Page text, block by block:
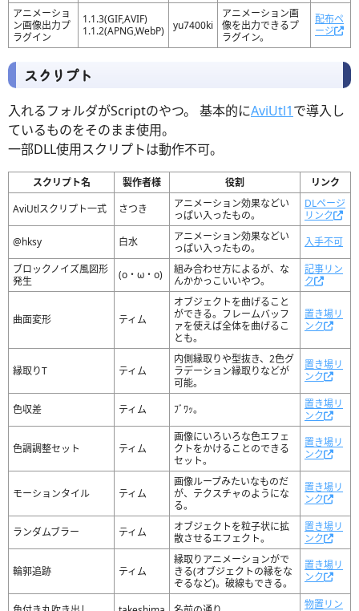
アニメーショ
ン画像出力プ
ラグイン
1.1.3(GIF,AVIF)
1.1.2(APNG,WebP)
yu7400ki
アニメーション画
像を出力できるプ
ラグイン。
配布ペ
ージ
スクリプト
入れるフォルダがScriptのやつ。 基本的にAviUtl1で導入し
ているものをそのまま使用。
一部DLL使用スクリプトは動作不可。
スクリプト名 製作者様 役割
リンク
AviUtlスクリプト一式
さつき
アニメーション効果などい
っぱい入ったもの。
DLページ
リンク
@hksy
白水
アニメーション効果などい
っぱい入ったもの。
入手不可
ブロックノイズ風図形
発生
(o・ω・o)
組み合わせ方によるが、な
んかかっこいいやつ。
記事リン
ク
曲面変形 ティム
オブジェクトを曲げること
ができる。フレームバッフ
ァを使えば全体を曲げるこ
とも。
置き場リ
ンク
縁取りT ティム
内側縁取りや型抜き、2色グ
ラデーション縁取りなどが
可能。
置き場リ
ンク
色収差 ティム ﾌﾞﾜｯ。
置き場リ
ンク
色調調整セット ティム
画像にいろいろな色エフェ
クトをかけることのできる
セット。
置き場リ
ンク
モーションタイル ティム
画像ループみたいなものだ
が、テクスチャのようにな
る。
置き場リ
ンク
ランダムブラー ティム
オブジェクトを粒子状に拡
散させるエフェクト。
置き場リ
ンク
輪郭追跡 ティム
縁取りアニメーションがで
きる(オブジェクトの縁をな
ぞるなど)。破線もできる。
置き場リ
ンク
物置リン